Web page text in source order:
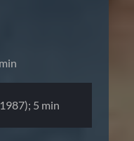
5 min